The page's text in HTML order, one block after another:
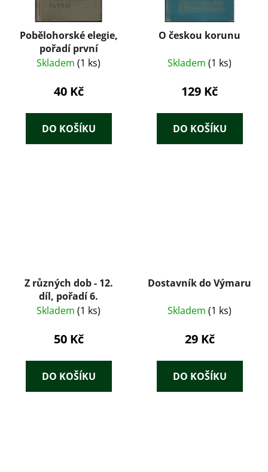
Pobělohorské elegie,
pořadí první
Skladem (1 ks)
40 Kč
DO KOŠÍKU
O českou korunu
Skladem (1 ks)
129 Kč
DO KOŠÍKU
Z různých dob - 12.
díl, pořadí 6.
Skladem (1 ks)
50 Kč
DO KOŠÍKU
Dostavník do Výmaru
Skladem (1 ks)
29 Kč
DO KOŠÍKU